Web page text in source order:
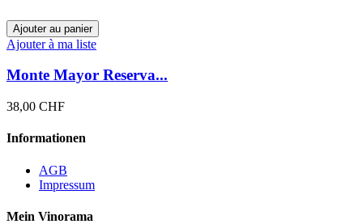
Ajouter au panier
Ajouter à ma liste
Monte Mayor Reserva...
38,00 CHF
Informationen
AGB
Impressum
Mein Vinorama